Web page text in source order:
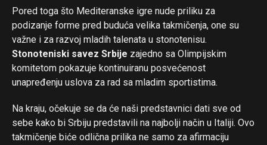
Pored toga što Mediteranske igre nude priliku za
podizanje forme pred buduća velika takmičenja, one su
važne i za razvoj mladih talenata u stonotenisu.
Stonoteniski savez Srbije zajedno sa Olimpijskim
komitetom pokazuje kontinuiranu posvećenost
unapređenju uslova za rad sa mladim sportistima.
Na kraju, očekuje se da će naši predstavnici dati sve od
sebe kako bi Srbiju predstavili na najbolji način u Italiji. Ovo
takmičenje biće odlična prilika ne samo za afirmaciju
Flipboard
Pinterest
Whatsapp